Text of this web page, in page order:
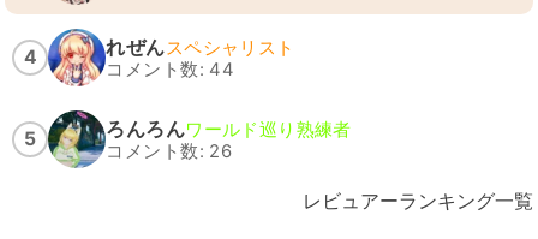
4 れぜんスペシャリスト
コメント数: 44
5 ろんろんワールド巡り熟練者
コメント数: 26
レビュアーランキング一覧